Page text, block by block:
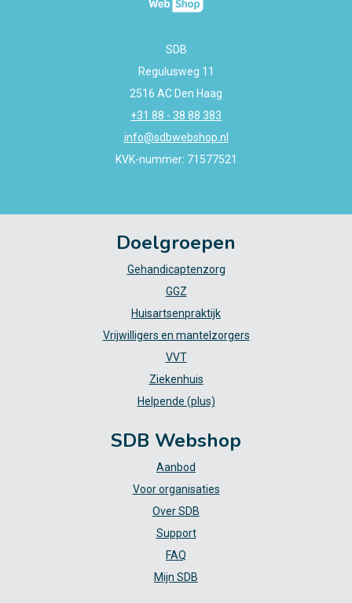
SDB
Regulusweg 11
2516 AC Den Haag
+31 88 - 38 88 383
info@sdbwebshop.nl
KVK-nummer: 71577521
Doelgroepen
Gehandicaptenzorg
GGZ
Huisartsenpraktijk
Vrijwilligers en mantelzorgers
VVT
Ziekenhuis
Helpende (plus)
SDB Webshop
Aanbod
Voor organisaties
Over SDB
Support
FAQ
Mijn SDB